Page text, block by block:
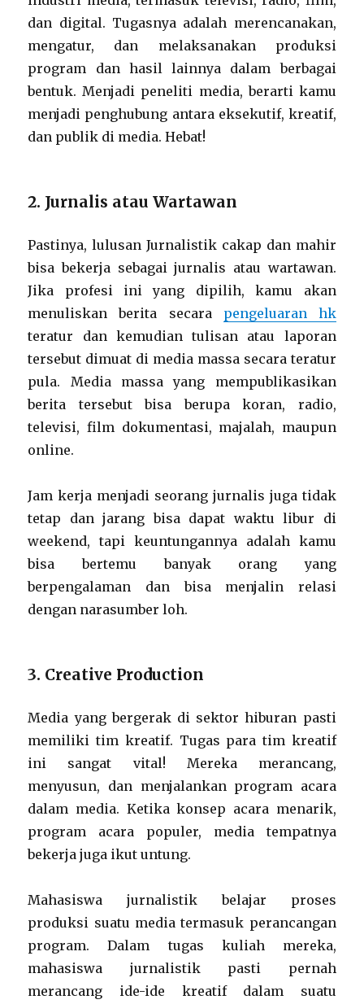
dan digital. Tugasnya adalah merencanakan,
mengatur, dan melaksanakan produksi
program dan hasil lainnya dalam berbagai
bentuk. Menjadi peneliti media, berarti kamu
menjadi penghubung antara eksekutif, kreatif,
dan publik di media. Hebat!
2. Jurnalis atau Wartawan
Pastinya, lulusan Jurnalistik cakap dan mahir
bisa bekerja sebagai jurnalis atau wartawan.
Jika profesi ini yang dipilih, kamu akan
menuliskan berita secara pengeluaran hk
teratur dan kemudian tulisan atau laporan
tersebut dimuat di media massa secara teratur
pula. Media massa yang mempublikasikan
berita tersebut bisa berupa koran, radio,
televisi, film dokumentasi, majalah, maupun
online.
Jam kerja menjadi seorang jurnalis juga tidak
tetap dan jarang bisa dapat waktu libur di
weekend, tapi keuntungannya adalah kamu
bisa bertemu banyak orang yang
berpengalaman dan bisa menjalin relasi
dengan narasumber loh.
3. Creative Production
Media yang bergerak di sektor hiburan pasti
memiliki tim kreatif. Tugas para tim kreatif
ini sangat vital! Mereka merancang,
menyusun, dan menjalankan program acara
dalam media. Ketika konsep acara menarik,
program acara populer, media tempatnya
bekerja juga ikut untung.
Mahasiswa jurnalistik belajar proses
produksi suatu media termasuk perancangan
program. Dalam tugas kuliah mereka,
mahasiswa jurnalistik pasti pernah
merancang ide-ide kreatif dalam suatu